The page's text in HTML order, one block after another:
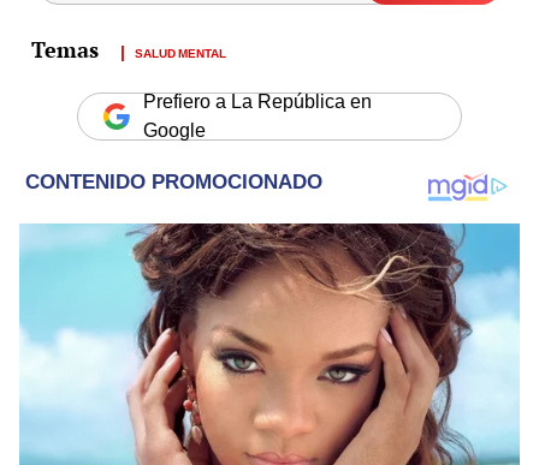
SALUD MENTAL
Prefiero a La República en
Google